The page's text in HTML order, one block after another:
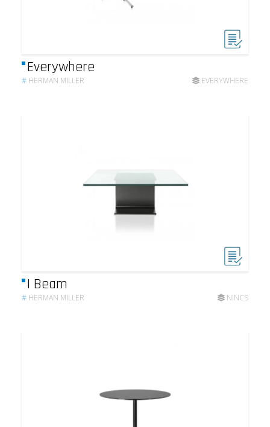
Everywhere
# HERMAN MILLER EVERYWHERE
I Beam
# HERMAN MILLER NINCS